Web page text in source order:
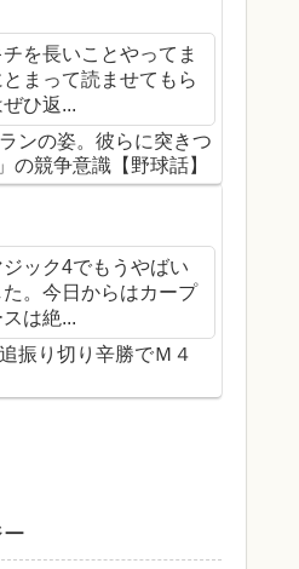
を長いことやってま
まって読ませてもら
ひ返...
ンの姿。彼らに突きつ
の競争意識【野球話】
ック4でもうやばい
。今日からはカープ
は絶...
振り切り辛勝でＭ４